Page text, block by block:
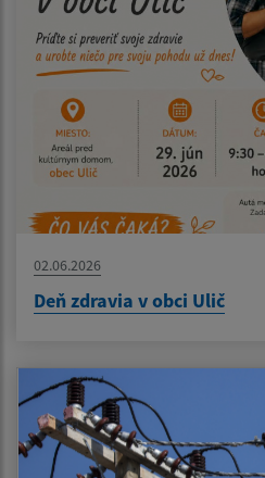
02.06.2026
Deň zdravia v obci Ulič